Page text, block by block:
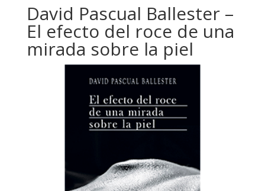
David Pascual Ballester –
El efecto del roce de una
mirada sobre la piel